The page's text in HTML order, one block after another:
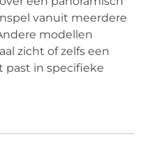
vanuit meerdere
modellen
zicht of zelfs een
past in specifieke